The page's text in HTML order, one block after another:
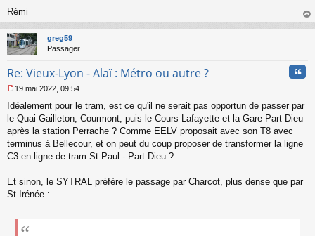
Rémi
au
greg59
Passager
Re: Vieux-Lyon - Alaï : Métro ou autre ?
e
s
s
g
e
o
n
19 mai 2022, 09:54
Idéalement pour le tram, est ce qu'il ne serait pas opportun de passer par
le Quai Gailleton, Courmont, puis le Cours Lafayette et la Gare Part Dieu
après la station Perrache ? Comme EELV proposait avec son T8 avec
terminus à Bellecour, et on peut du coup proposer de transformer la ligne
C3 en ligne de tram St Paul - Part Dieu ?
Et sinon, le SYTRAL préfère le passage par Charcot, plus dense que par
St Irénée :